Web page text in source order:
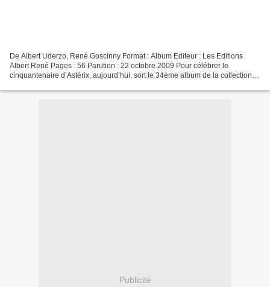
De Albert Uderzo, René Goscinny Format : Album Editeur : Les Editions
Albert René Pages : 56 Parution : 22 octobre 2009 Pour célébrer le
cinquantenaire d’Astérix, aujourd’hui, sort le 34ème album de la collection
Publicité